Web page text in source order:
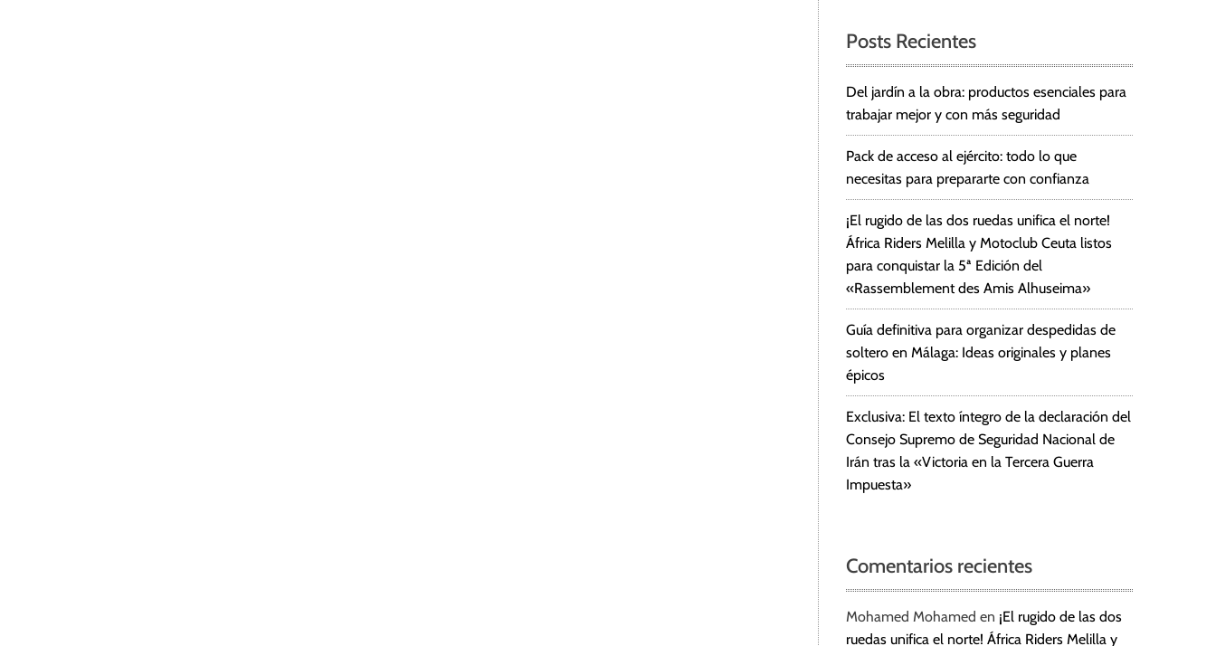
Posts Recientes
Del jardín a la obra: productos esenciales para
trabajar mejor y con más seguridad
Pack de acceso al ejército: todo lo que
necesitas para prepararte con confianza
¡El rugido de las dos ruedas unifica el norte!
África Riders Melilla y Motoclub Ceuta listos
para conquistar la 5ª Edición del
«Rassemblement des Amis Alhuseima»
Guía definitiva para organizar despedidas de
soltero en Málaga: Ideas originales y planes
épicos
Exclusiva: El texto íntegro de la declaración del
Consejo Supremo de Seguridad Nacional de
Irán tras la «Victoria en la Tercera Guerra
Impuesta»
Comentarios recientes
Mohamed Mohamed en ¡El rugido de las dos
ruedas unifica el norte! África Riders Melilla y